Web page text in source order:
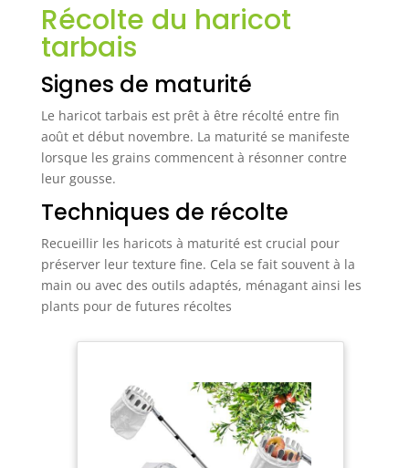
Récolte du haricot
tarbais
Signes de maturité
Le haricot tarbais est prêt à être récolté entre fin
août et début novembre. La maturité se manifeste
lorsque les grains commencent à résonner contre
leur gousse.
Techniques de récolte
Recueillir les haricots à maturité est crucial pour
préserver leur texture fine. Cela se fait souvent à la
main ou avec des outils adaptés, ménagant ainsi les
plants pour de futures récoltes